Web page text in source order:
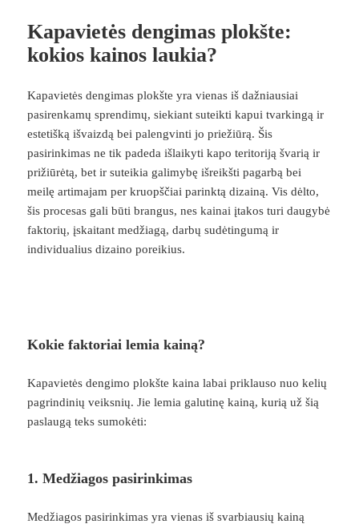
Kapavietės dengimas plokšte:
kokios kainos laukia?
Kapavietės dengimas plokšte yra vienas iš dažniausiai
pasirenkamų sprendimų, siekiant suteikti kapui tvarkingą ir
estetišką išvaizdą bei palengvinti jo priežiūrą. Šis
pasirinkimas ne tik padeda išlaikyti kapo teritoriją švarią ir
prižiūrėtą, bet ir suteikia galimybę išreikšti pagarbą bei
meilę artimajam per kruopščiai parinktą dizainą. Vis dėlto,
šis procesas gali būti brangus, nes kainai įtakos turi daugybė
faktorių, įskaitant medžiagą, darbų sudėtingumą ir
individualius dizaino poreikius.
Kokie faktoriai lemia kainą?
Kapavietės dengimo plokšte kaina labai priklauso nuo kelių
pagrindinių veiksnių. Jie lemia galutinę kainą, kurią už šią
paslaugą teks sumokėti:
1. Medžiagos pasirinkimas
Medžiagos pasirinkimas yra vienas iš svarbiausių kainą